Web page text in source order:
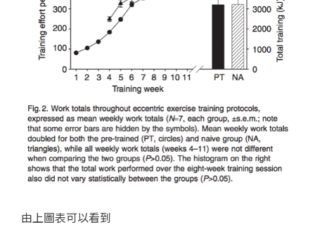
由上圖表可以看到